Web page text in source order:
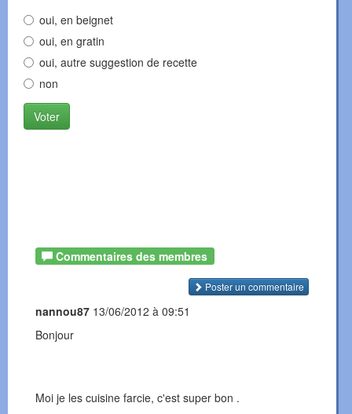
oui, en beignet
oui, en gratin
oui, autre suggestion de recette
non
Voter
Commentaires des membres
Poster un commentaire
nannou87 13/06/2012 à 09:51
Bonjour
Moi je les cuisine farcie, c'est super bon .